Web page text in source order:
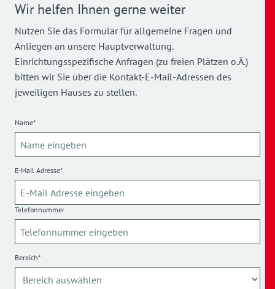
Wir helfen Ihnen gerne weiter
Nutzen Sie das Formular für allgemeine Fragen und
Anliegen an unsere Hauptverwaltung.
Einrichtungsspezifische Anfragen (zu freien Plätzen o.Ä.)
bitten wir Sie über die Kontakt-E-Mail-Adressen des
jeweiligen Hauses zu stellen.
Name*
E-Mail Adresse*
Telefonnummer
Bereich*